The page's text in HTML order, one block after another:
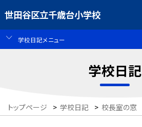
世田谷区立千歳台小学校
学校日記メニュー
学校日記
トップページ > 学校日記 > 校長室の窓